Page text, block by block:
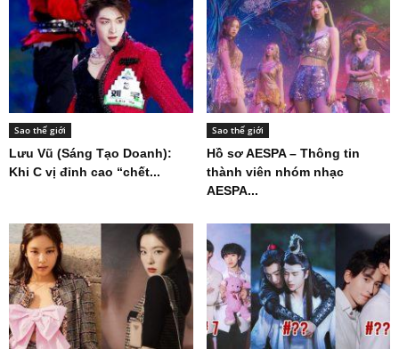
Sao thế giới
Lưu Vũ (Sáng Tạo Doanh):
Khi C vị đỉnh cao “chết...
Sao thế giới
Hồ sơ AESPA – Thông tin
thành viên nhóm nhạc
AESPA...